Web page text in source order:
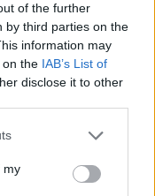
of the further
by third parties on the
information may
on the IAB’s List of
disclose it to other
my